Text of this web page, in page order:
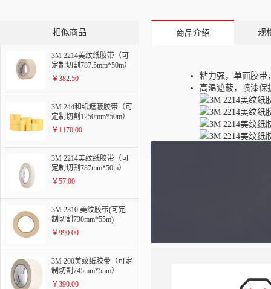
相似商品
3M 2214美纹纸胶带（可
定制切割787.5mm*50m）
￥382.50
3M 244和纸遮蔽胶带（可
定制切割1250mm*50m）
￥1170.00
3M 2214美纹纸胶带（可
定制切割787mm*50m）
￥57.00
3M 2310 美纹胶带(可定
制切割730mm*55m)
￥990.00
3M 200美纹纸胶带（可定
制切割745mm*55m）
￥390.00
商品介绍 规
粘力强，单面胶带
高温遮蔽，喷漆保